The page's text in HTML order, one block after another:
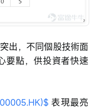
出，不同個股技術面
要點，供投資者快速
表現最亮